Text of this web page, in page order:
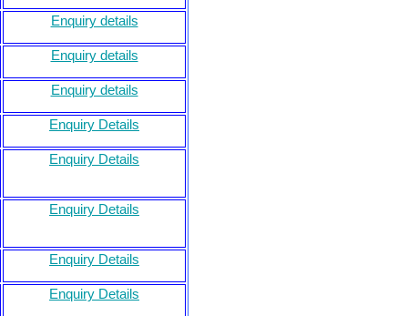
Enquiry details
Enquiry details
Enquiry details
Enquiry Details
Enquiry Details
Enquiry Details
Enquiry Details
Enquiry Details